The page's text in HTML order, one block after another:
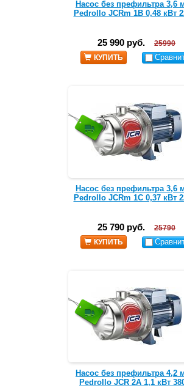
Насос без префильтра 3,6
Pedrollo JCRm 1B 0,48 кВт
25 990 руб.
25990
КУПИТЬ
Насос без префильтра 3,6
Pedrollo JCRm 1C 0,37 кВт
25 790 руб.
25790
КУПИТЬ
Насос без префильтра 4,2
Pedrollo JCR 2A 1,1 кВт